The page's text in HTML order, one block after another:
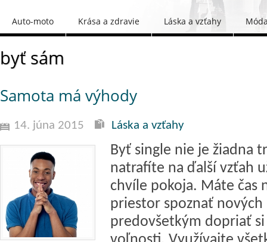
Auto-moto Krása a zdravie Láska a vzťahy
byť sám
Samota má výhody
14. júna 2015 Láska a vzťahy
Byť single nie je žiadna
natrafíte na ďalší vzťah
chvíle pokoja. Máte čas
priestor spoznať nových
predovšetkým dopriať